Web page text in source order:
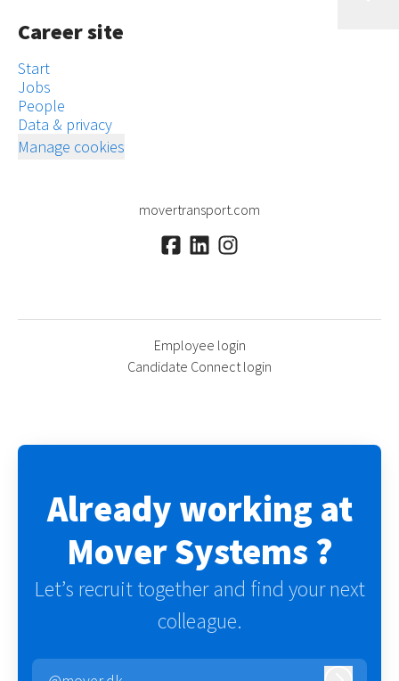
Career site
Start
Jobs
People
Data & privacy
Manage cookies
movertransport.com
Employee login
Candidate Connect login
Already working at
Mover Systems ?
Let’s recruit together and find your next
colleague.